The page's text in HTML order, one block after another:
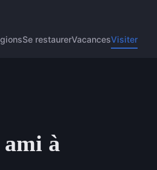
Se restaurerVacancesVisiter
ami à